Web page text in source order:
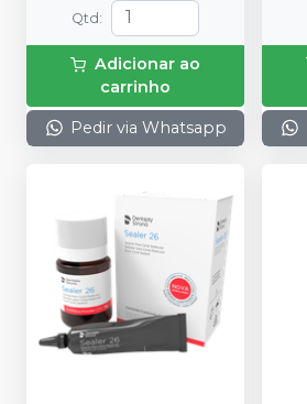
Qtd :
Adicionar ao
carrinho
Pedir via Whatsapp